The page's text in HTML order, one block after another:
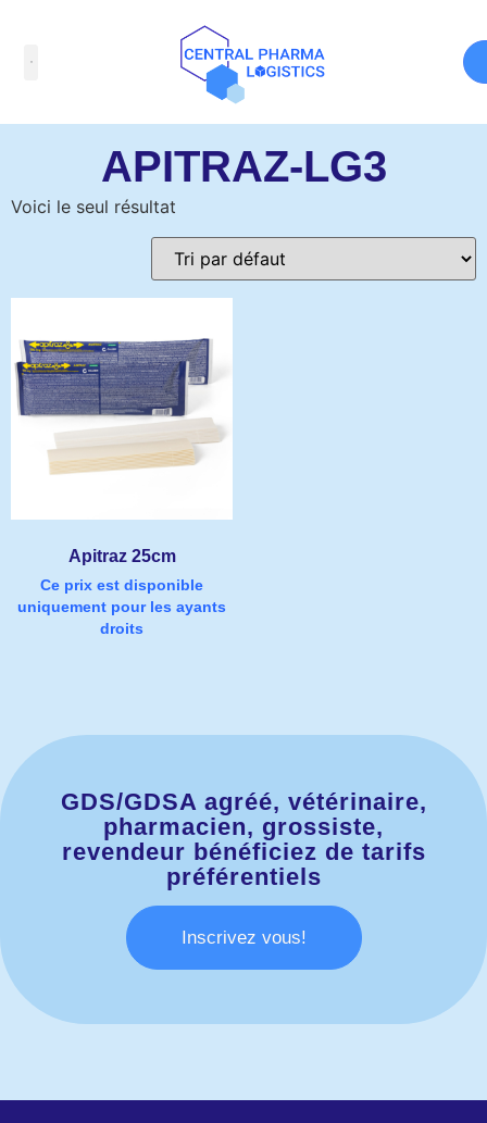
Accueil / Produits identifiés “APITRAZ-LG3”
APITRAZ-LG3
Voici le seul résultat
Apitraz 25cm
Ce prix est disponible
uniquement pour les ayants
droits
GDS/GDSA agréé, vétérinaire,
pharmacien, grossiste,
revendeur bénéficiez de tarifs
préférentiels
Inscrivez vous!